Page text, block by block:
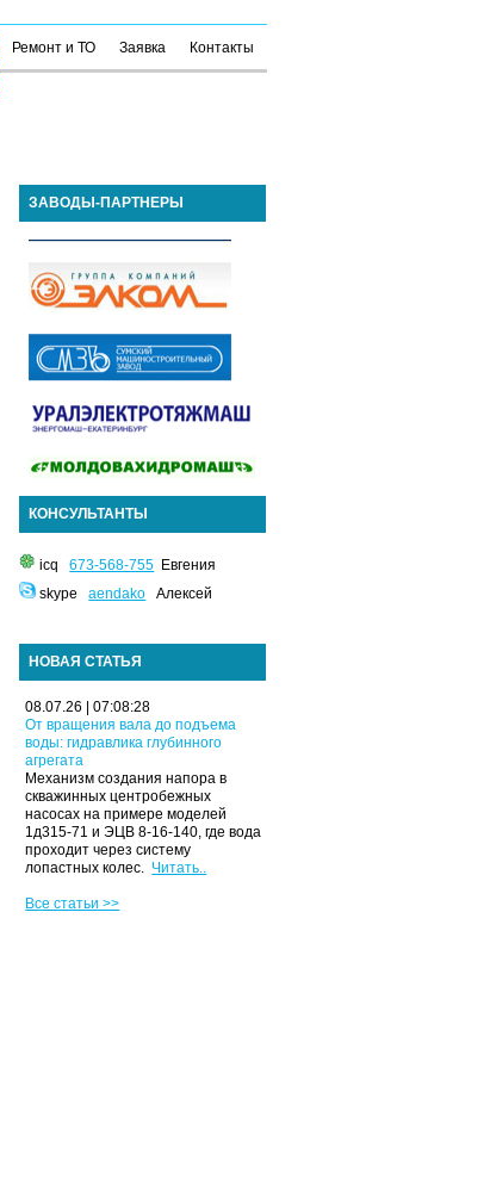
Ремонт и ТО Заявка Контакты
ЗАВОДЫ-ПАРТНЕРЫ
КОНСУЛЬТАНТЫ
icq673-568-755 Евгения
skypeaendako Алексей
НОВАЯ СТАТЬЯ
08.07.26 | 07:08:28
От вращения вала до подъема
воды: гидравлика глубинного
агрегата
Механизм создания напора в
скважинных центробежных
насосах на примере моделей
1д315-71 и ЭЦВ 8-16-140, где вода
проходит через систему
лопастных колес. Читать..
Все статьи >>